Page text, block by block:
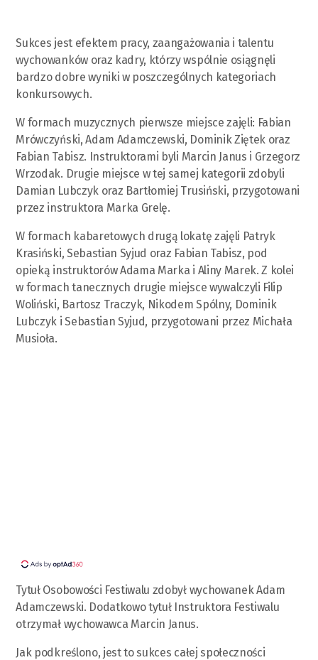
Sukces jest efektem pracy, zaangażowania i talentu
wychowanków oraz kadry, którzy wspólnie osiągnęli
bardzo dobre wyniki w poszczególnych kategoriach
konkursowych.
W formach muzycznych pierwsze miejsce zajęli: Fabian
Mrówczyński, Adam Adamczewski, Dominik Ziętek oraz
Fabian Tabisz. Instruktorami byli Marcin Janus i Grzegorz
Wrzodak. Drugie miejsce w tej samej kategorii zdobyli
Damian Lubczyk oraz Bartłomiej Trusiński, przygotowani
przez instruktora Marka Grelę.
W formach kabaretowych drugą lokatę zajęli Patryk
Krasiński, Sebastian Syjud oraz Fabian Tabisz, pod
opieką instruktorów Adama Marka i Aliny Marek. Z kolei
w formach tanecznych drugie miejsce wywalczyli Filip
Woliński, Bartosz Traczyk, Nikodem Spólny, Dominik
Lubczyk i Sebastian Syjud, przygotowani przez Michała
Musioła.
Tytuł Osobowości Festiwalu zdobył wychowanek Adam
Adamczewski. Dodatkowo tytuł Instruktora Festiwalu
otrzymał wychowawca Marcin Janus.
Jak podkreślono, jest to sukces całej społeczności